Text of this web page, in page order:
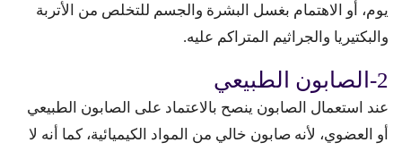
يوم، أو الاهتمام بغسل البشرة والجسم للتخلص من الأتربة
والبكتيريا والجراثيم المتراكم عليه.
2-الصابون الطبيعي
عند استعمال الصابون ينصح بالاعتماد على الصابون الطبيعي
أو العضوي، لأنه صابون خالي من المواد الكيميائية، كما أنه لا